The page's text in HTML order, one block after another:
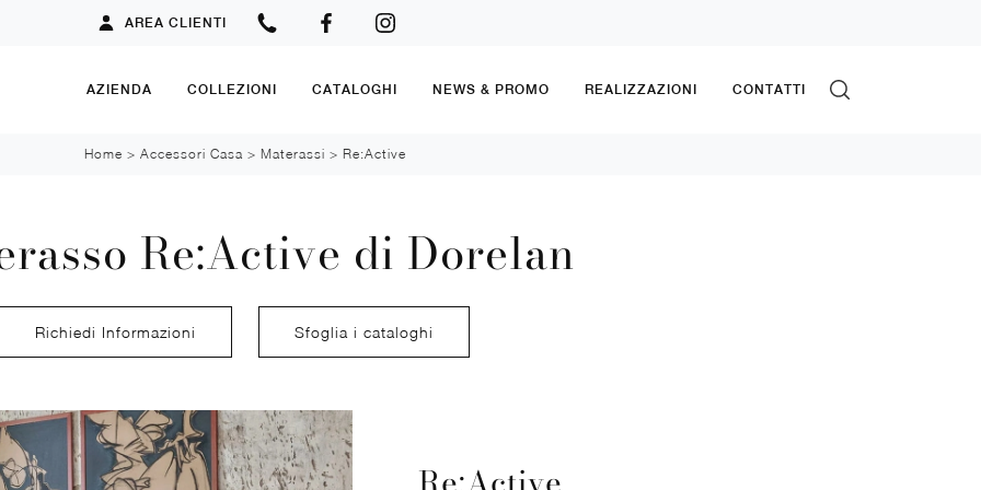
AREA CLIENTI
AZIENDA COLLEZIONI CATALOGHI NEWS & PROMO REALIZZAZIONI CONTATTI
Home > Accessori Casa > Materassi > Re:Active
Re:Active di Dorelan
Richiedi Informazioni Sfoglia i cataloghi